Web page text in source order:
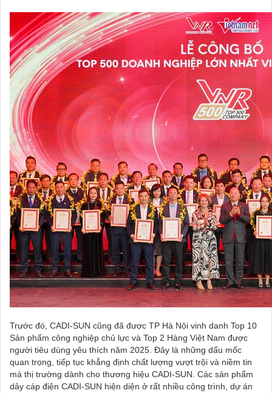
Trước đó, CADI-SUN cũng đã được TP Hà Nội vinh danh Top 10
Sản phẩm công nghiệp chủ lực và Top 2 Hàng Việt Nam được
người tiêu dùng yêu thích năm 2025. Đây là những dấu mốc
quan trọng, tiếp tục khẳng định chất lượng vượt trội và niềm tin
mà thị trường dành cho thương hiệu CADI-SUN. Các sản phẩm
dây cáp điện CADI-SUN hiện diện ở rất nhiều công trình, dự án